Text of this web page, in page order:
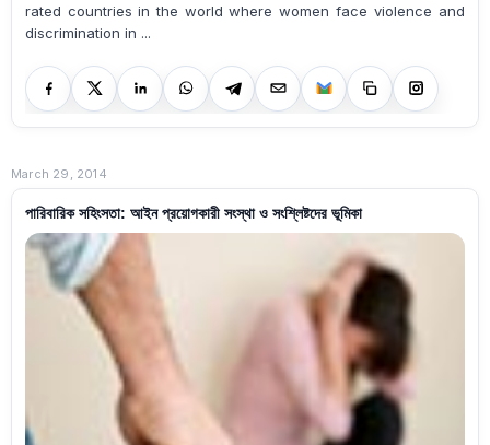
rated countries in the world where women face violence and
discrimination in ...
March 29, 2014
পারিবারিক সহিংসতা: আইন প্রয়োগকারী সংস্থা ও সংশ্লিষ্টদের ভূমিকা